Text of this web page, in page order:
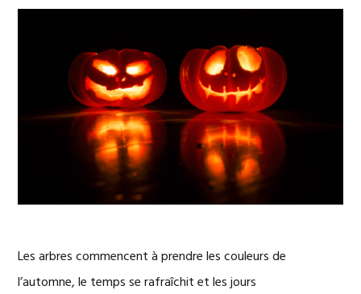
Les arbres commencent à prendre les couleurs de
l’automne, le temps se rafraîchit et les jours